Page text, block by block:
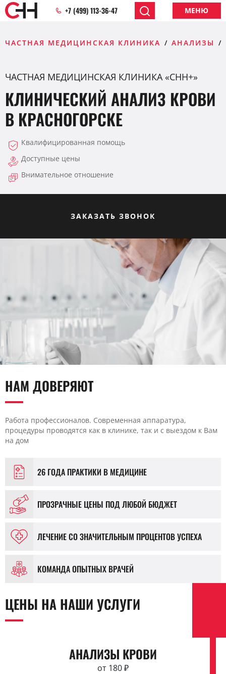
+7 (499) 113-36-47 МЕНЮ
ЧАСТНАЯ МЕДИЦИНСКАЯ КЛИНИКА АНАЛИЗЫ
ЧАСТНАЯ МЕДИЦИНСКАЯ КЛИНИКА «CHH+»
КЛИНИЧЕСКИЙ АНАЛИЗ КРОВИ
В КРАСНОГОРСКЕ
Квалифицированная помощь
Доступные цены
Внимательное отношение
ЗАКАЗАТЬ ЗВОНОК
НАМ ДОВЕРЯЮТ
Работа профессионалов. Современная аппаратура,
процедуры проводятся как в клинике, так и с выездом к Вам
на дом
26 ГОДА ПРАКТИКИ В МЕДИЦИНЕ
ПРОЗРАЧНЫЕ ЦЕНЫ ПОД ЛЮБОЙ БЮДЖЕТ
ЛЕЧЕНИЕ СО ЗНАЧИТЕЛЬНЫМ ПРОЦЕНТОВ УСПЕХА
КОМАНДА ОПЫТНЫХ ВРАЧЕЙ
ЦЕНЫ НА НАШИ УСЛУГИ
АНАЛИЗЫ КРОВИ
от 180 ₽